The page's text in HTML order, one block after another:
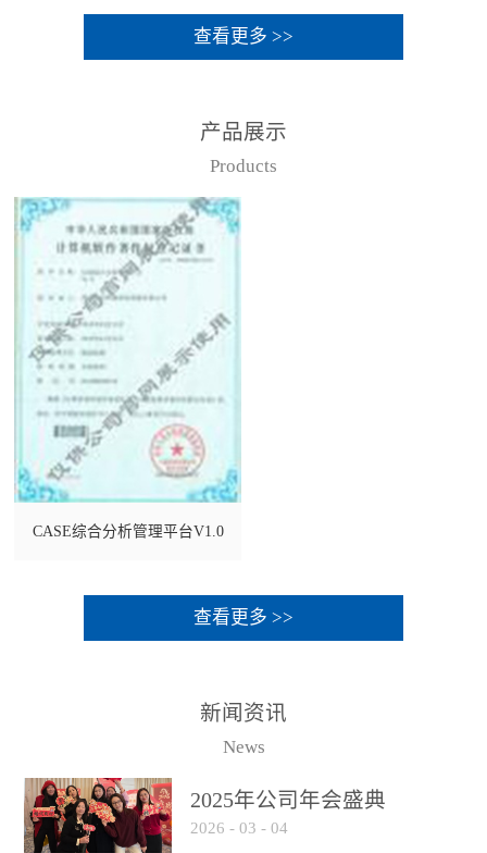
查看更多 >>
产品展示
Products
CASE综合分析管理平台V1.0
查看更多 >>
新闻资讯
News
2025年公司年会盛典
2026 - 03 - 04